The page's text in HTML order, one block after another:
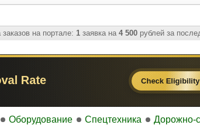
заказов на портале: 1 заявка на 4 500 рублей за
Оборудование Спецтехника
Дорожно-